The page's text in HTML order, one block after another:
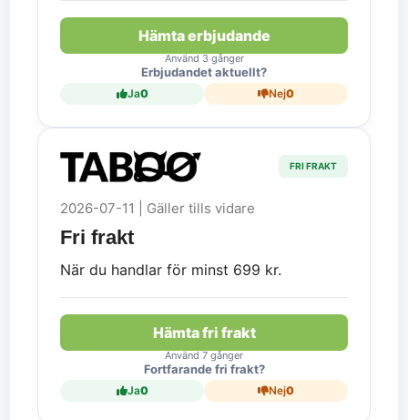
Hämta erbjudande
Använd 3 gånger
Erbjudandet aktuellt?
Ja0 Nej0
FRI FRAKT
2026-07-11 | Gäller tills vidare
Fri frakt
När du handlar för minst 699 kr.
Hämta fri frakt
Använd 7 gånger
Fortfarande fri frakt?
Ja0 Nej0